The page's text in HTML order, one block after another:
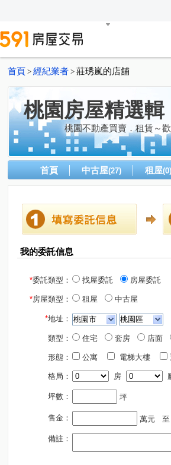
首頁 > 經紀業者 > 莊琇嵐的店舖
桃園房屋精選輯
桃園不動產買賣．租賃～
首頁 中古屋(27) 租屋(0)
我的委託信息
*委託類型： 找屋委託 房屋委託
*房屋類型： 租屋 中古屋
*地址：
類型： 住宅 套房 店面
形態： 公寓 電梯大樓
格局： 房
坪數： 坪
售金： 萬元 至
備註：